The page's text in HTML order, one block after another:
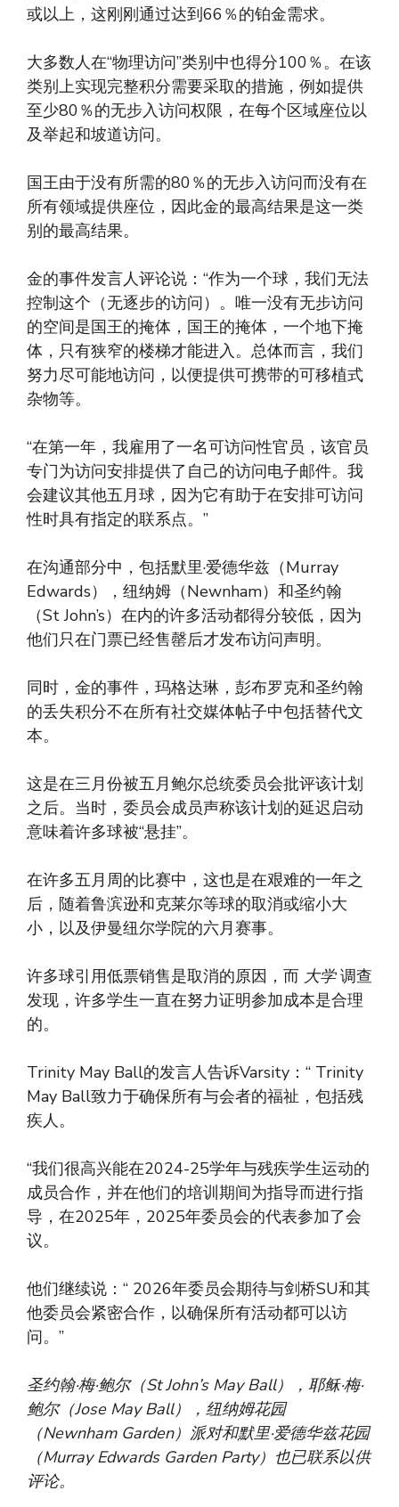
或以上，这刚刚通过达到66％的铂金需求。
大多数人在“物理访问”类别中也得分100％。在该
类别上实现完整积分需要采取的措施，例如提供
至少80％的无步入访问权限，在每个区域座位以
及举起和坡道访问。
国王由于没有所需的80％的无步入访问而没有在
所有领域提供座位，因此金的最高结果是这一类
别的最高结果。
金的事件发言人评论说：“作为一个球，我们无法
控制这个（无逐步的访问）。唯一没有无步访问
的空间是国王的掩体，国王的掩体，一个地下掩
体，只有狭窄的楼梯才能进入。总体而言，我们
努力尽可能地访问，以便提供可携带的可移植式
杂物等。
“在第一年，我雇用了一名可访问性官员，该官员
专门为访问安排提供了自己的访问电子邮件。我
会建议其他五月球，因为它有助于在安排可访问
性时具有指定的联系点。”
在沟通部分中，包括默里·爱德华兹（Murray
Edwards），纽纳姆（Newnham）和圣约翰
（St John’s）在内的许多活动都得分较低，因为
他们只在门票已经售罄后才发布访问声明。
同时，金的事件，玛格达琳，彭布罗克和圣约翰
的丢失积分不在所有社交媒体帖子中包括替代文
本。
这是在三月份被五月鲍尔总统委员会批评该计划
之后。当时，委员会成员声称该计划的延迟启动
意味着许多球被“悬挂”。
在许多五月周的比赛中，这也是在艰难的一年之
后，随着鲁滨逊和克莱尔等球的取消或缩小大
小，以及伊曼纽尔学院的六月赛事。
许多球引用低票销售是取消的原因，而 大学调查
发现，许多学生一直在努力证明参加成本是合理
的。
Trinity May Ball的发言人告诉Varsity：“ Trinity
May Ball致力于确保所有与会者的福祉，包括残
疾人。
“我们很高兴能在2024-25学年与残疾学生运动的
成员合作，并在他们的培训期间为指导而进行指
导，在2025年，2025年委员会的代表参加了会
议。
他们继续说：“ 2026年委员会期待与剑桥SU和其
他委员会紧密合作，以确保所有活动都可以访
问。”
圣约翰·梅·鲍尔（St John’s May Ball），耶稣·梅·
鲍尔（Jose May Ball），纽纳姆花园
（Newnham Garden）派对和默里·爱德华兹花园
（Murray Edwards Garden Party）也已联系以供
评论。